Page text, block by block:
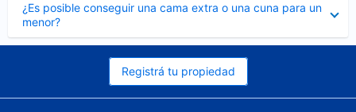
¿Es posible conseguir una cama extra o una cuna para un
menor?
cerrado
Registrá tu propiedad